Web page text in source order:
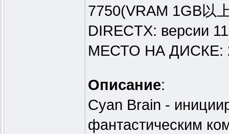
7750(VRAM 1GB以
DIRECTX: версии 11
МЕСТО НА ДИСКЕ:
Описание:
Cyan Brain -
фантастическим